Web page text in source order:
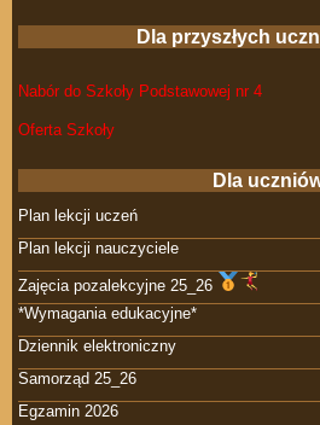
Dla przyszłych
Nabór do Szkoły Podstawowej nr 4
Oferta Szkoły
Dla
Plan lekcji uczeń
Plan lekcji nauczyciele
Zajęcia pozalekcyjne 25_26
*Wymagania edukacyjne*
Dziennik elektroniczny
Samorząd 25_26
Egzamin 2026